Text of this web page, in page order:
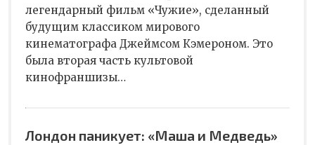
легендарный фильм «Чужие», сделанный
будущим классиком мирового
кинематографа Джеймсом Кэмероном. Это
была вторая часть культовой
кинофраншизы…
Лондон паникует: «Маша и Медведь»